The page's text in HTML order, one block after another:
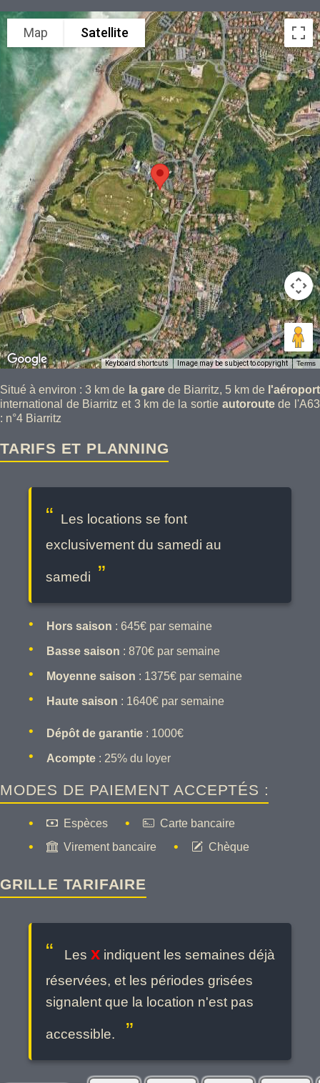
Map Satellite
Keyboard shortcuts Image may be subject to copyright Terms
Situé à environ : 3 km de la gare de Biarritz, 5 km de l'aéroport
international de Biarritz et 3 km de la sortie autoroutede l'A63
: n°4 Biarritz
TARIFS ET PLANNING
Les locations se font
exclusivement du samedi au
samedi
Hors saison : 645€ par semaine
Basse saison : 870€ par semaine
Moyenne saison : 1375€ par semaine
Haute saison : 1640€ par semaine
Dépôt de garantie : 1000€
Acompte : 25% du loyer
MODES DE PAIEMENT ACCEPTÉS :
Espèces
Carte bancaire
Virement bancaire
Chèque
GRILLE TARIFAIRE
Les x indiquent les semaines déjà
réservées, et les périodes grisées
signalent que la location n'est pas
accessible.